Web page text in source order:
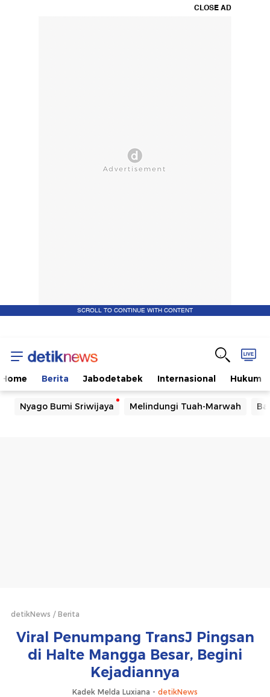
CLOSE AD
SCROLL TO CONTINUE WITH CONTENT
Home Berita Jabodetabek Internasional Hukum
Nyago Bumi Sriwijaya Melindungi Tuah-Marwah
detikNews Berita
Viral Penumpang TransJ Pingsan
di Halte Mangga Besar, Begini
Kejadiannya
Kadek Melda Luxiana - detikNews